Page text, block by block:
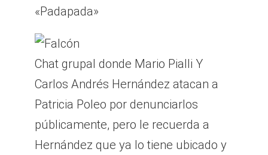
«Padapada»
Chat grupal donde Mario Pialli Y
Carlos Andrés Hernández atacan a
Patricia Poleo por denunciarlos
públicamente, pero le recuerda a
Hernández que ya lo tiene ubicado y